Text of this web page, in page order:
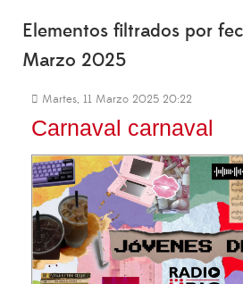
Elementos filtrados por
Marzo 2025
Martes, 11 Marzo 2025 20:22
Carnaval carnaval